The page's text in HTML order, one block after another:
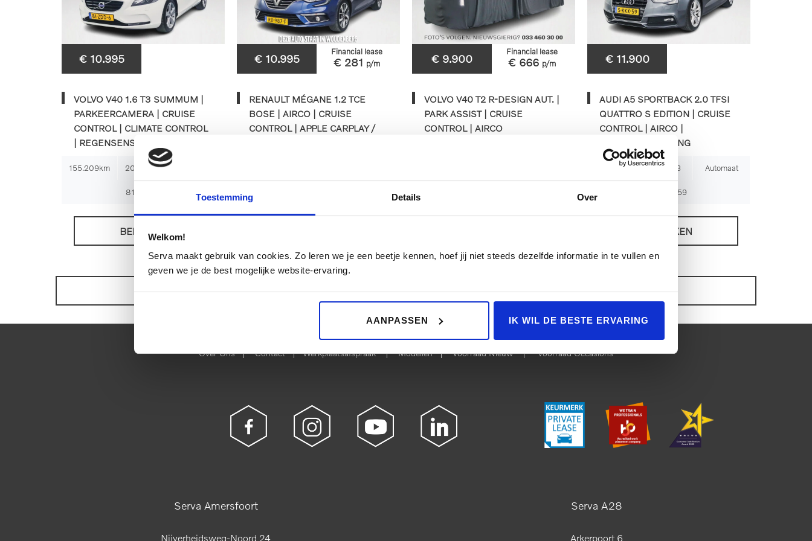
Toestemming Details Over
Welkom!
Serva maakt gebruik van cookies. Zo leren we je een beetje kennen, hoef jij niet steeds dezelfde informatie in te vullen en
geven we je de best mogelijke website-ervaring.
AANPASSEN IK WIL DE BESTE ERVARING
€ 10.995
VOLVO V40 1.6 T3 SUMMUM |
PARKEERCAMERA | CRUISE
CONTROL | CLIMATE CONTROL
| REGENSENSOR
155.209km 2012 Handgeschakeld
81-ZDD-6
BEKIJKEN
€ 10.995
Financial lease
€ 281 p/m
RENAULT MÉGANE 1.2 TCE
BOSE | AIRCO | CRUISE
CONTROL | APPLE CARPLAY /
€ 9.900
Financial lease
€ 666 p/m
VOLVO V40 T2 R-DESIGN AUT. |
PARK ASSIST | CRUISE
CONTROL | AIRCO
€ 11.900
AUDI A5 SPORTBACK 2.0 TFSI
QUATTRO S EDITION | CRUISE
CONTROL | AIRCO |
STOELVERWARMING
237.841km 2013 Automaat
5-KKX-59
BEKIJKEN
BEKIJK ONZE VOORRAAD NIEUW BEKIJK ONZE VOORRAAD OCCASIONS
Over Ons|Contact|Werkplaatsafspraak|Modellen|Voorraad Nieuw|Voorraad Occasions
Serva Amersfoort
Nijverheidsweg-Noord 24
Serva A28
Arkerpoort 6